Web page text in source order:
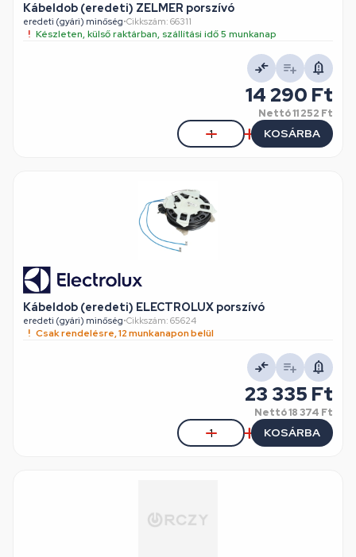
Kábeldob (eredeti) ZELMER porszívó
eredeti (gyári) minőség•Cikkszám: 66311
Készleten, külső raktárban, szállítási idő 5 munkanap
14 290 Ft
Nettó11 252 Ft
KOSÁRBA
Kábeldob (eredeti) ELECTROLUX porszívó
eredeti (gyári) minőség•Cikkszám: 65624
Csak rendelésre, 12 munkanapon belül
23 335 Ft
Nettó18 374 Ft
KOSÁRBA